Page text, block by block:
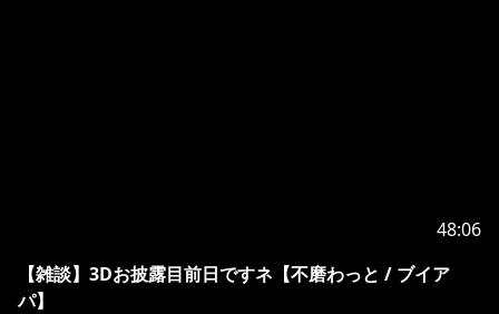
48:06
【雑談】3Dお披露目前日ですネ【不磨わっと / ブイア
パ】